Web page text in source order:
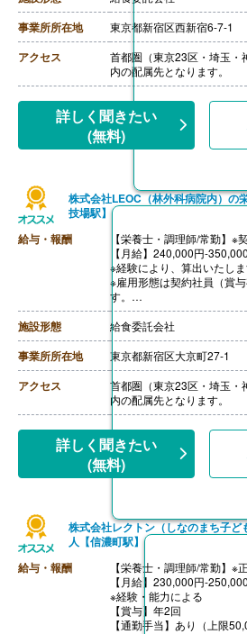
年収3,000,000円-
・調理師病院調理経験3年程
年収3,500,000円-
ご面接を通して雇用形態
【賞与】年2回（1.0-2.0ヶ
る
【昇給】あり（年1回）
【退職金】あり※勤続10年
事業所所在地 東京都新宿区西新宿6-7-1
アクセス
首都圏（東京23区・埼玉・
内の配属先となります。
詳しく聞きたい
(無料)
株式会社LEOC（林外科病院内）の
技場駅】
給与・報酬
【栄養士・調理師/常勤】※
【月給】240,000円-
※経験により、算出いたしま
※雇用形態は契約社員（賞
す。
※モデル年収
・管理栄養士・栄養士で未
年収3,000,000円-
・調理師病院調理経験3年程
年収3,500,000円-
ご面接を通して雇用形態
【賞与】年2回（1.0-2.0ヶ
る）
【昇給】あり（年1回）
【退職金】あり※勤続10年
施設形態 給食委託会社
事業所所在地 東京都新宿区大京町27-1
アクセス
首都圏（東京23区・埼玉・
内の配属先となります。
詳しく聞きたい
(無料)
株式会社レクトン（しなのまち子
人【信濃町駅】
給与・報酬
【栄養士・調理師/常勤】※
【月給】230,000円-
※経験・能力による
【賞与】年2回
【通勤手当】あり（上限